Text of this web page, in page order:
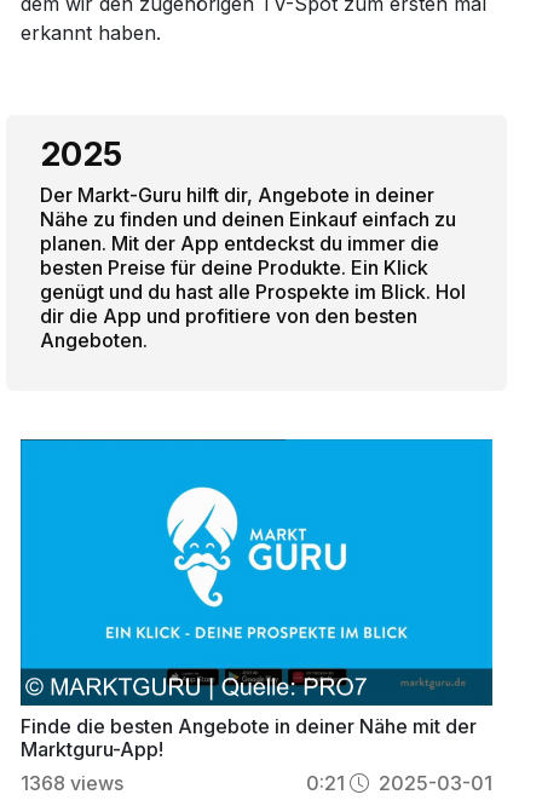
erkannt haben.
2025
Der Markt-Guru hilft dir, Angebote in deiner
Nähe zu finden und deinen Einkauf einfach zu
planen. Mit der App entdeckst du immer die
besten Preise für deine Produkte. Ein Klick
genügt und du hast alle Prospekte im Blick. Hol
dir die App und profitiere von den besten
Angeboten.
Finde die besten Angebote in deiner Nähe mit der
Marktguru-App!
1368 views 0:21 2025-03-01